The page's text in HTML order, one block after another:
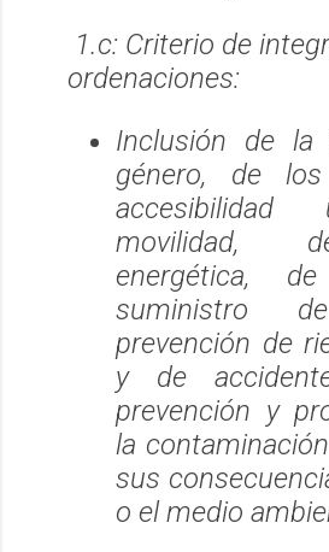
1.c: Criterio de
ordenaciones:
Inclusión de la
género, de
accesibilidad
movilidad,
energética,
suministro
prevención de
y de
prevención y
la
sus
o el medio